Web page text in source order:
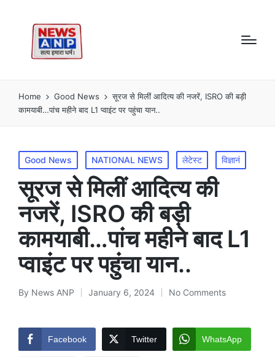
Home Good News
सूरज से मिलीं आदित्य की नजरें, ISRO की बड़ी
कामयाबी…पांच महीने बाद L1 प्वाइंट पर पहुंचा यान..
Posted
in
Good News NATIONAL NEWS लेटेस्ट विज्ञानं
सूरज से मिलीं आदित्य की
नजरें, ISRO की बड़ी
कामयाबी…पांच महीने बाद L1
प्वाइंट पर पहुंचा यान..
Posted
By News ANP January 6, 2024 No Comments
Facebook Twitter WhatsApp